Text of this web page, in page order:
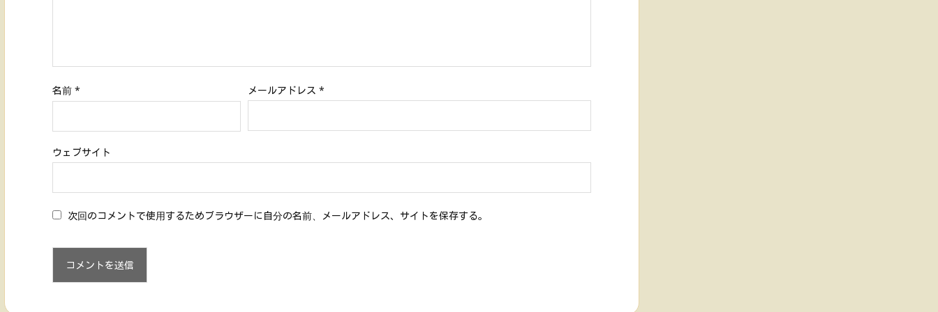
名前 * メールアドレス*
ウェブサイト
次回のコメントで使用するためブラウザーに自分の名前、メールアドレス、サイトを保存する。